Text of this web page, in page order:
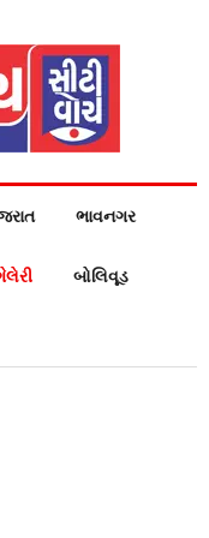
ભાવનગર
બોલિવૂડ